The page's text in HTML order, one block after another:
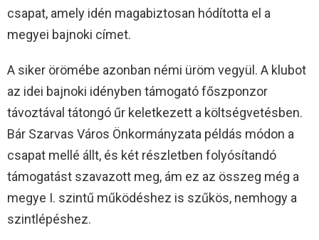
csapat, amely idén magabiztosan hódította el a
megyei bajnoki címet.
A siker örömébe azonban némi üröm vegyül. A klubot
az idei bajnoki idényben támogató főszponzor
távoztával tátongó űr keletkezett a költségvetésben.
Bár Szarvas Város Önkormányzata példás módon a
csapat mellé állt, és két részletben folyósítandó
támogatást szavazott meg, ám ez az összeg még a
megye I. szintű működéshez is szűkös, nemhogy a
szintlépéshez.